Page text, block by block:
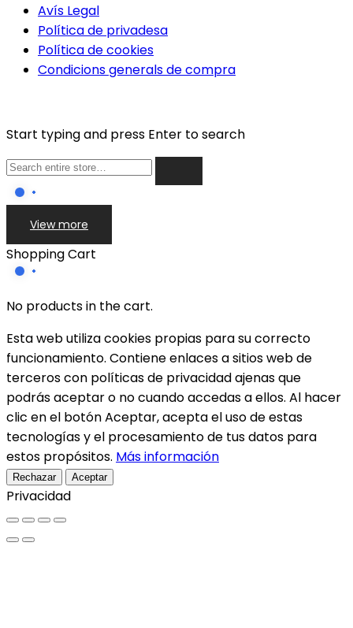
Avís Legal
Política de privadesa
Política de cookies
Condicions generals de compra
Start typing and press Enter to search
View more
Shopping Cart
No products in the cart.
Esta web utiliza cookies propias para su correcto
funcionamiento. Contiene enlaces a sitios web de
terceros con políticas de privacidad ajenas que
podrás aceptar o no cuando accedas a ellos. Al hacer
clic en el botón Aceptar, acepta el uso de estas
tecnologías y el procesamiento de tus datos para
estos propósitos. Más información
Rechazar Aceptar
Privacidad